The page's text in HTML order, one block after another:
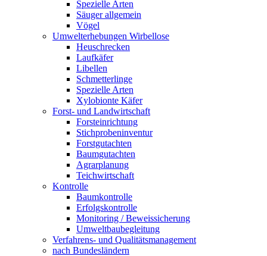
Spezielle Arten
Säuger allgemein
Vögel
Umwelterhebungen Wirbellose
Heuschrecken
Laufkäfer
Libellen
Schmetterlinge
Spezielle Arten
Xylobionte Käfer
Forst- und Landwirtschaft
Forsteinrichtung
Stichprobeninventur
Forstgutachten
Baumgutachten
Agrarplanung
Teichwirtschaft
Kontrolle
Baumkontrolle
Erfolgskontrolle
Monitoring / Beweissicherung
Umweltbaubegleitung
Verfahrens- und Qualitätsmanagement
nach Bundesländern